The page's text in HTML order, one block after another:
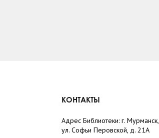
КОНТАКТЫ
Адрес Библиотеки: г. Мурманск,
ул. Софьи Перовской, д. 21А